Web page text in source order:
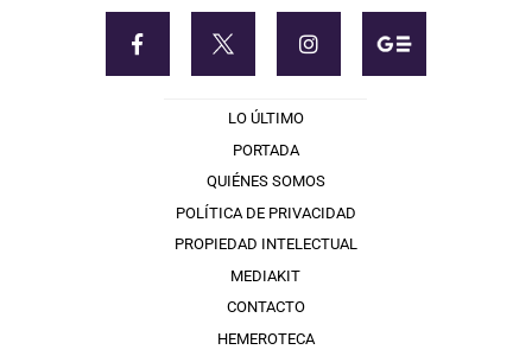
LO ÚLTIMO
PORTADA
QUIÉNES SOMOS
POLÍTICA DE PRIVACIDAD
PROPIEDAD INTELECTUAL
MEDIAKIT
CONTACTO
HEMEROTECA